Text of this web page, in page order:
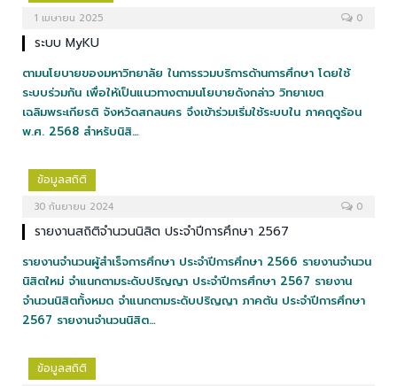
1 เมษายน 2025 0
ระบบ MyKU
ตามนโยบายของมหาวิทยาลัย ในการรวมบริการด้านการศึกษา โดยใช้
ระบบร่วมกัน เพื่อให้เป็นแนวทางตามนโยบายดังกล่าว วิทยาเขต
เฉลิมพระเกียรติ จังหวัดสกลนคร จึงเข้าร่วมเริ่มใช้ระบบใน ภาคฤดูร้อน
พ.ศ. 2568 สำหรับนิสิ…
ข้อมูลสถิติ
30 กันยายน 2024 0
รายงานสถิติจำนวนนิสิต ประจำปีการศึกษา 2567
รายงานจำนวนผู้สำเร็จการศึกษา ประจำปีการศึกษา 2566 รายงานจำนวน
นิสิตใหม่ จำแนกตามระดับปริญญา ประจำปีการศึกษา 2567 รายงาน
จำนวนนิสิตทั้งหมด จำแนกตามระดับปริญญา ภาคต้น ประจำปีการศึกษา
2567 รายงานจำนวนนิสิต…
ข้อมูลสถิติ